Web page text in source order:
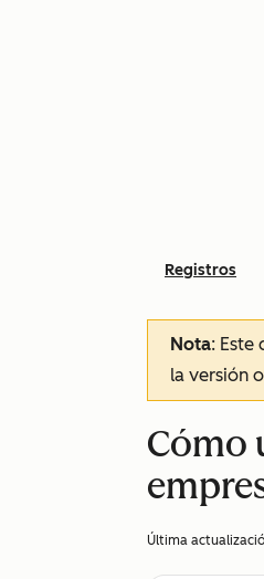
Registros
Nota: Este
la versión
Cómo
Última